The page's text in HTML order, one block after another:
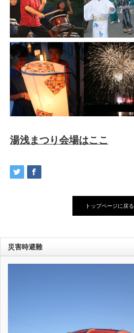
湯浅まつり会場はここ
トップページに戻る
災害時避難